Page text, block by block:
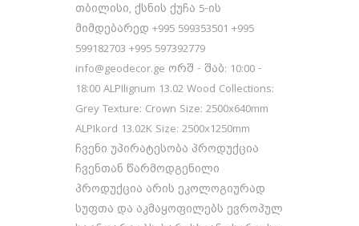
თბილისი, ქსნის ქუჩა 5-ის
მიმდებარედ +995 599353501 +995
599182703 +995 597392779
info@geodecor.ge ორშ - შაბ: 10:00 -
18:00 ALPIlignum 13.02 Wood Collections:
Grey Texture: Crown Size: 2500x640mm
ALPIkord 13.02K Size: 2500x1250mm
ჩვენი უპირატესობა პროდუქცია
ჩვენთან წარმოდგენილი
პროდუქცია არის ეკოლოგიურად
სუფთა და აკმაყოფილებს ევროპულ